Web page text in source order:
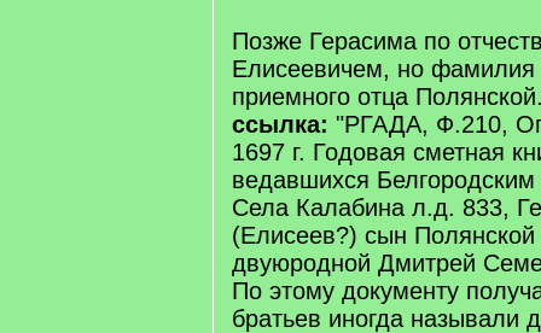
Позже Герасима по
Елисеевичем, но фамилия
приемного отца
ссылка: "РГАДА, Ф.210,
1697 г. Годовая сметная
ведавшихся
Села Калабина л.д. 833,
(Елисеев?) сын Полянской
двуюродной Дмитрей
По этому документу
братьев иногда называли